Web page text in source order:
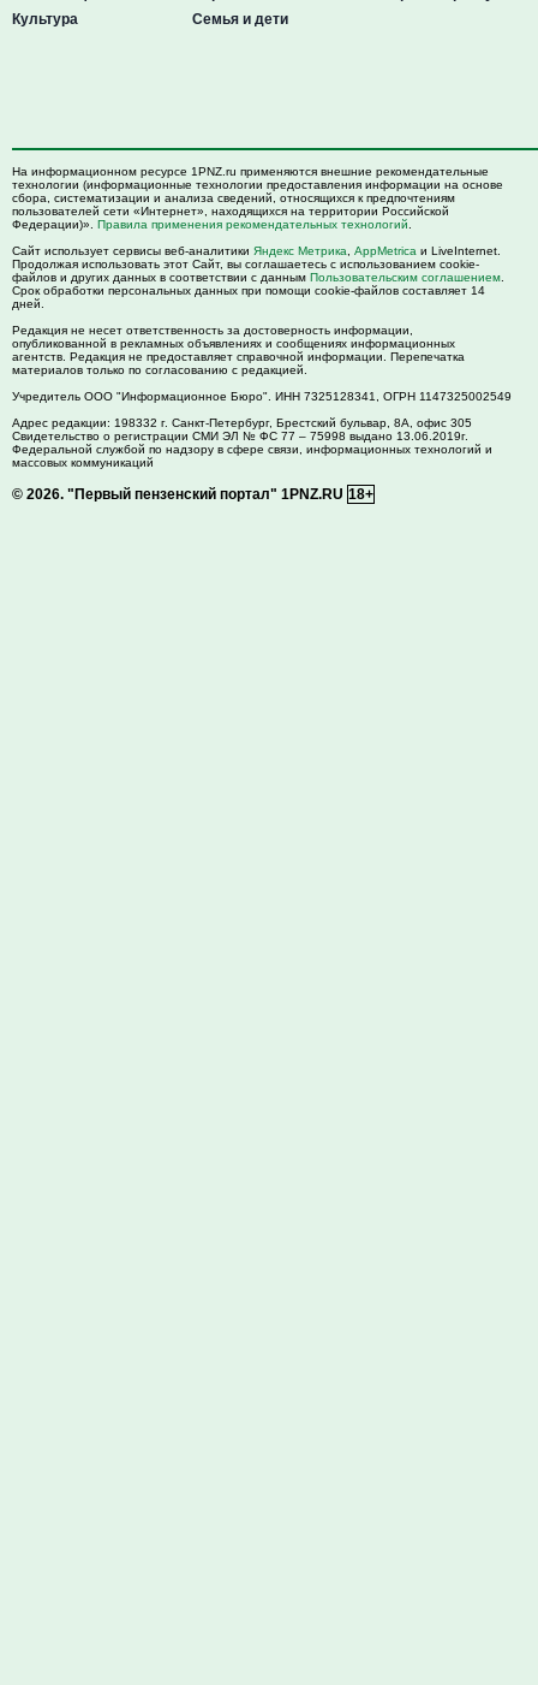
Культура
Семья и дети
На информационном ресурсе 1PNZ.ru применяются внешние рекомендательные
технологии (информационные технологии предоставления информации на основе
сбора, систематизации и анализа сведений, относящихся к предпочтениям
пользователей сети «Интернет», находящихся на территории Российской
Федерации)». Правила применения рекомендательных технологий
Сайт использует сервисы веб-аналитики Яндекс Метрика AppMetrica и LiveInternet.
Продолжая использовать этот Сайт, вы соглашаетесь с использованием cookie-
файлов и других данных в соответствии с данным Пользовательским соглашением
Срок обработки персональных данных при помощи cookie-файлов составляет 14
дней.
Редакция не несет ответственность за достоверность информации,
опубликованной в рекламных объявлениях и сообщениях информационных
агентств. Редакция не предоставляет справочной информации. Перепечатка
материалов только по согласованию с редакцией.
Учредитель ООО "Информационное Бюро". ИНН 7325128341, ОГРН 1147325002549
Адрес редакции: 198332 г. Санкт-Петербург, Брестский бульвар, 8А, офис 305
Свидетельство о регистрации СМИ ЭЛ № ФС 77 – 75998 выдано 13.06.2019г.
Федеральной службой по надзору в сфере связи, информационных технологий и
массовых коммуникаций
© 2026. "Первый пензенский портал" 1PNZ.RU 18+